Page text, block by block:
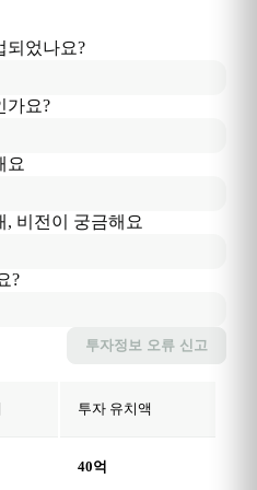
되었나요?
가요?
요
, 비전이 궁금해요
?
투자정보 오류 신고
투자 유치액
40억